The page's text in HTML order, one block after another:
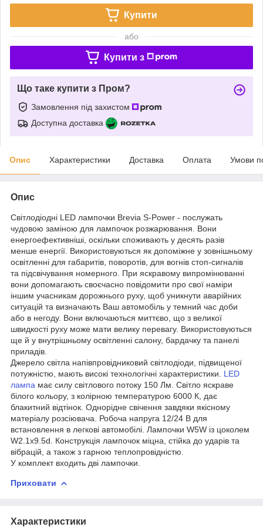
Купити
або
Купити з
Що таке купити з Пром?
Замовлення під захистом
Доступна доставка
Опис Характеристики Доставка Оплата Умови
Опис
Світлодіодні LED лампочки Brevia S-Power - послужать
чудовою заміною для лампочок розжарювання. Вони
енергоефективніші, оскільки споживають у десять разів
менше енергії. Використовуються як допоміжне у зовнішньому
освітленні для габаритів, поворотів, для вогнів стоп-сигналів
та підсвічування номерного. При яскравому випромінюванні
вони допомагають своєчасно повідомити про свої наміри
іншим учасникам дорожнього руху, щоб уникнути аварійних
ситуацій та визначають Ваш автомобіль у темний час доби
або в негоду. Вони включаються миттєво, що з великої
швидкості руху може мати велику перевагу. Використовуються
ще й у внутрішньому освітленні салону, бардачку та панелі
приладів.
Джерело світла напівпровідниковий світлодіоди, підвищеної
потужністю, мають високі технологічні характеристики. LED
лампа має силу світлового потоку 150 Лм. Світло яскраве
білого кольору, з колірною температурою 6000 К, дає
блакитний відтінок. Однорідне свічення завдяки якісному
матеріалу розсіювача. Робоча напруга 12/24 В для
встановлення в легкові автомобілі. Лампочки W5W із цоколем
W2.1x9.5d. Конструкція лампочок міцна, стійка до ударів та
вібрацій, а також з гарною теплопровідністю.
У комплект входить дві лампочки.
Приховати
Характеристики